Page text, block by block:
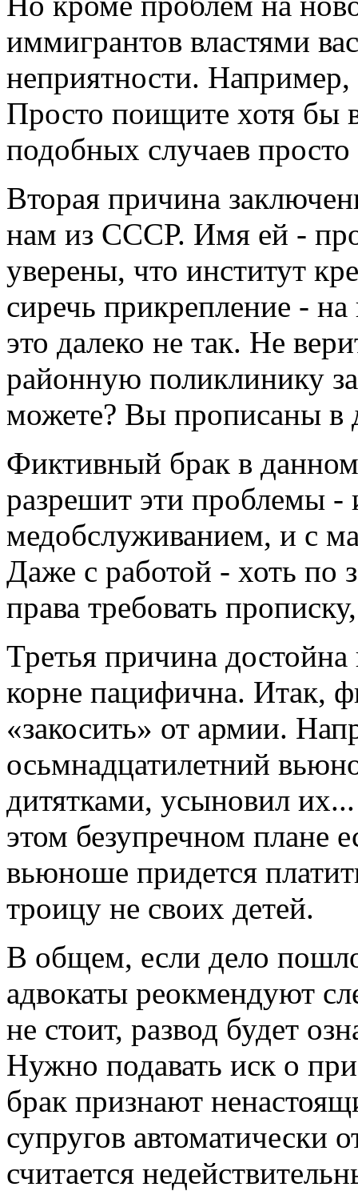
иммигрантов властями
неприятности. Например,
Просто поищите хотя бы
подобных случаев
Вторая причина
нам из СССР. Имя ей -
уверены, что институт
сиречь прикрепление -
это далеко не так. Не
районную поликлинику
можете? Вы прописаны в
Фиктивный брак в
разрешит эти проблемы -
медобслуживанием, и с
Даже с работой - хоть по
права требовать
Третья причина
корне пацифична. Итак,
«закосить» от армии.
осьмнадцатилетний
дитятками, усыновил
этом безупречном плане
вьюноше придется
троицу не своих детей.
В общем, если дело
адвокаты реокмендуют
не стоит, развод будет
Нужно подавать иск о
брак признают
супругов автоматически
считается